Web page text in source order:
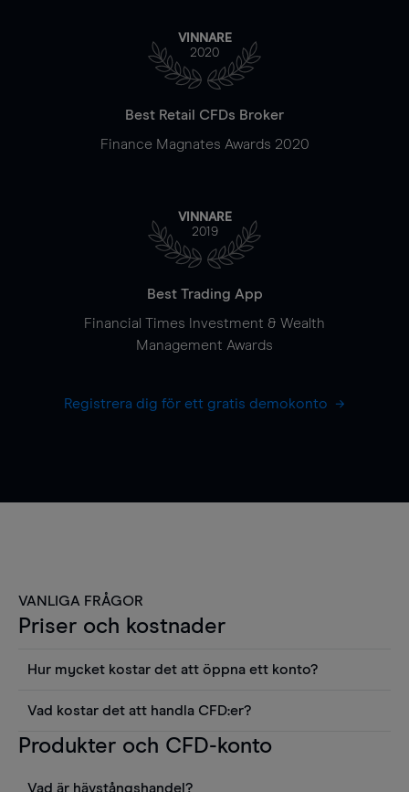
VINNARE
2020
Best Retail CFDs Broker
Finance Magnates Awards 2020
VINNARE
2019
Best Trading App
Financial Times Investment & Wealth
Management Awards
Registrera dig för ett gratis demokonto
VANLIGA FRÅGOR
Priser och kostnader
Hur mycket kostar det att öppna ett konto?
använda sådana verktyg som diagram, Reuters
aktierapporter utan kostnad.
Vad kostar det att handla CFD:er?
Det är en rad kostnader att tänka på när man
innehavskostnader (för positioner som hålls öppna
Produkter och CFD-konto
Vad är hävstångshandel?